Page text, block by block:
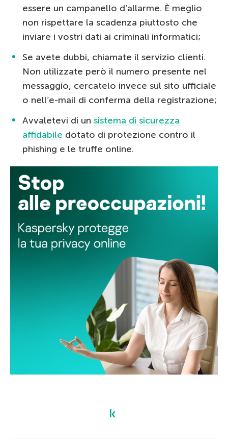
essere un campanello d’allarme. È meglio
non rispettare la scadenza piuttosto che
inviare i vostri dati ai criminali informatici;
Se avete dubbi, chiamate il servizio clienti.
Non utilizzate però il numero presente nel
messaggio, cercatelo invece sul sito ufficiale
o nell’e-mail di conferma della registrazione;
Avvaletevi di un sistema di sicurezza
affidabile dotato di protezione contro il
phishing e le truffe online.